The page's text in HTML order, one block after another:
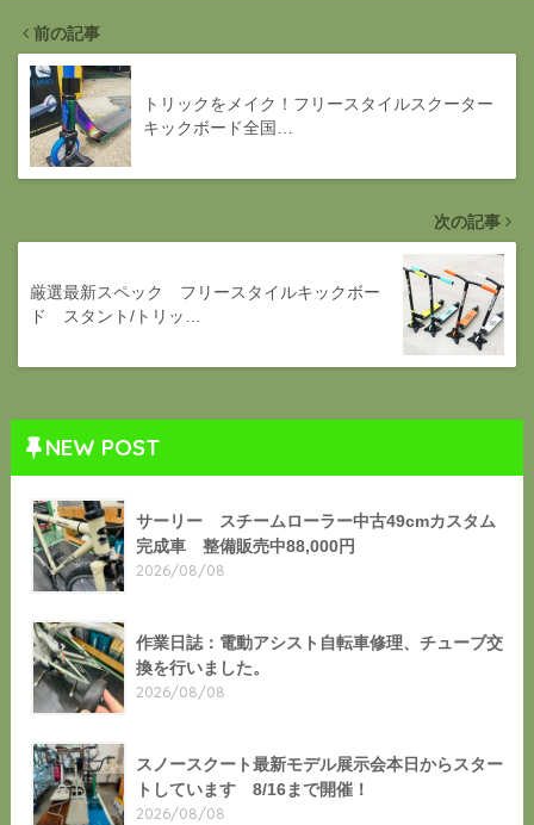
前の記事
トリックをメイク！フリースタイルスクーター
キックボード全国…
次の記事
厳選最新スペック フリースタイルキックボー
ド スタント/トリッ…
NEW POST
サーリー スチームローラー中古49cmカスタム
完成車 整備販売中88,000円
2026/08/08
作業日誌：電動アシスト自転車修理、チューブ交
換を行いました。
2026/08/08
スノースクート最新モデル展示会本日からスター
トしています 8/16まで開催！
2026/08/08